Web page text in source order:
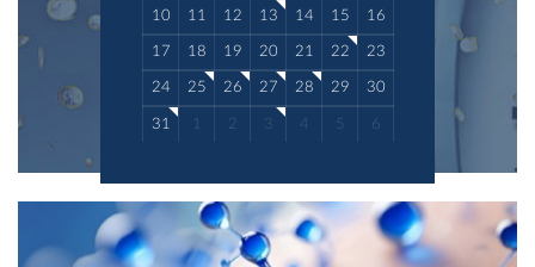
10 11 12 13 14 15 16
17 18 19 20 21 22 23
24 25 26 27 28 29 30
31 1 2 3 4 5 6